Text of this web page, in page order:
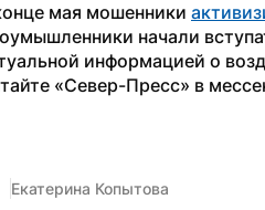
мая мошенники
начали
информацией о
«Север-Пресс» в
Екатерина Копытова